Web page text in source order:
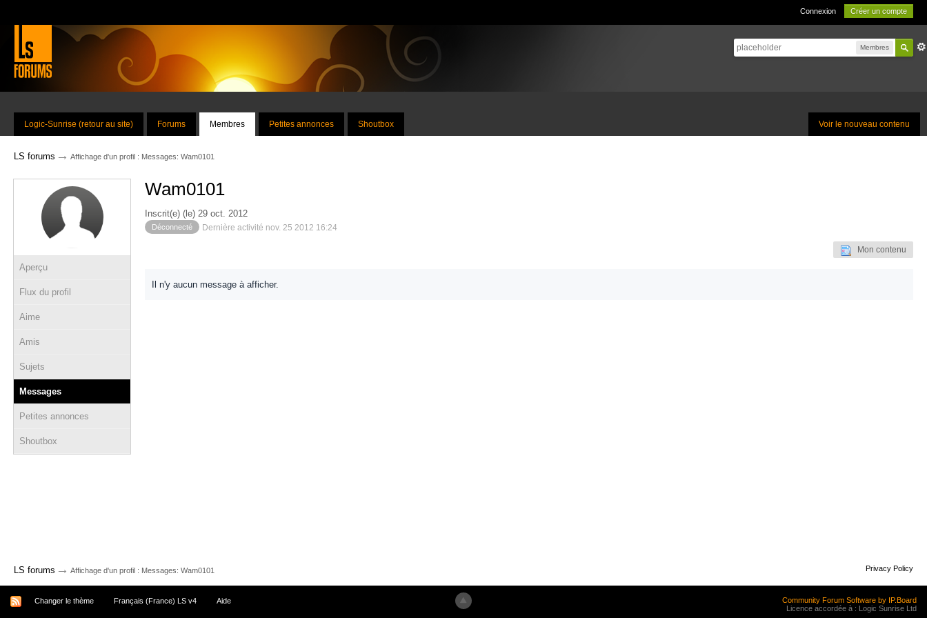
Connexion Créer un compte
Membres
Voir le nouveau contenu
Logic-Sunrise (retour au site) Forums Membres Petites annonces Shoutbox
LS forums → Affichage d'un profil : Messages: Wam0101
Aperçu
Flux du profil
Aime
Amis
Sujets
Messages
Petites annonces
Shoutbox
Wam0101
Inscrit(e) (le) 29 oct. 2012
Déconnecté Dernière activité nov. 25 2012 16:24
Mon contenu
Il n'y aucun message à afficher.
LS forums → Affichage d'un profil : Messages: Wam0101 Privacy Policy
Changer le thème Français (France) LS v4 Aide
Community Forum Software by IP.Board
Licence accordée à : Logic Sunrise Ltd